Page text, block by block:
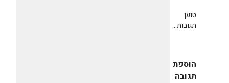
טוען
תגובות...
הוספת
תגובה